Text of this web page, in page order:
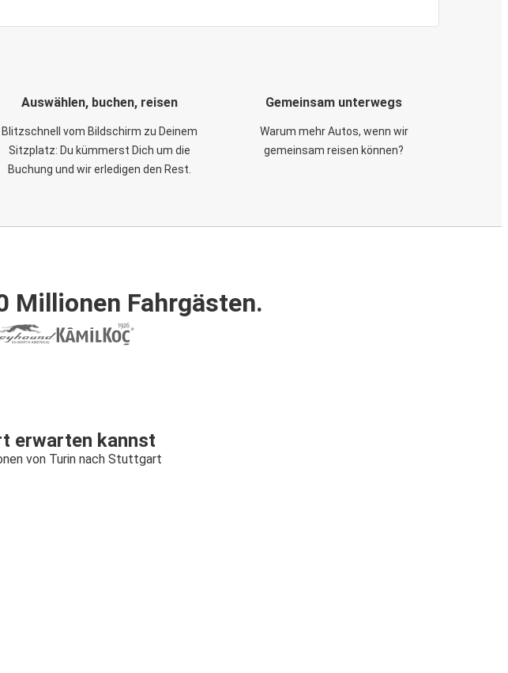
Auswählen, buchen, reisen
Blitzschnell vom Bildschirm zu Deinem
Sitzplatz: Du kümmerst Dich um die
Buchung und wir erledigen den Rest.
Gemeinsam unterwegs
Warum mehr Autos, wenn wir
gemeinsam reisen können?
Millionen Fahrgästen.
erwarten kannst
von Turin nach Stuttgart